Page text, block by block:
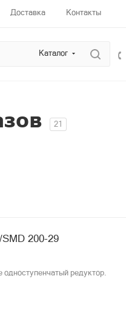
Доставка Контакты
Каталог
21
200-29
одноступенчатый редуктор.